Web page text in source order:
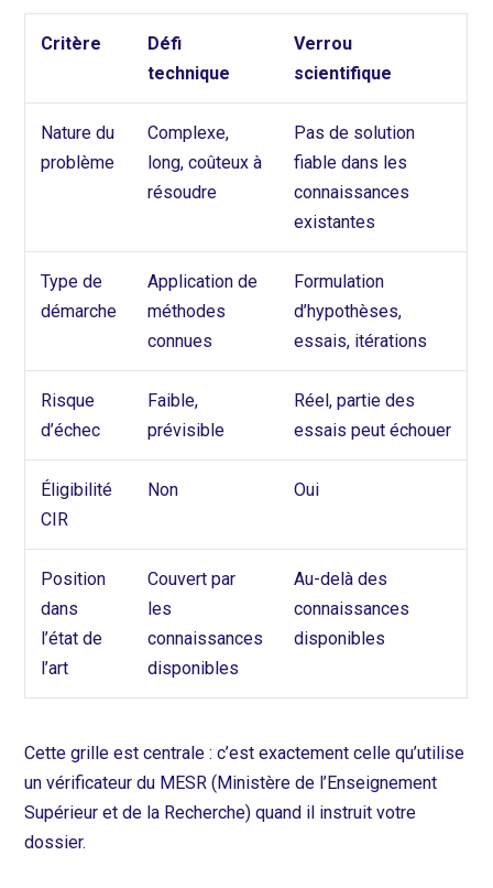
Critère
Défi
technique
Verrou
scientifique
Nature du
problème
Complexe,
long, coûteux à
résoudre
Pas de solution
fiable dans les
connaissances
existantes
Type de
démarche
Application de
méthodes
connues
Formulation
d’hypothèses,
essais, itérations
Risque
d’échec
Faible,
prévisible
Réel, partie des
essais peut échouer
Éligibilité
CIR
Non Oui
Position
dans
l’état de
l’art
Couvert par
les
connaissances
disponibles
Au-delà des
connaissances
disponibles
Cette grille est centrale : c’est exactement celle qu’utilise
un vérificateur du MESR (Ministère de l’Enseignement
Supérieur et de la Recherche) quand il instruit votre
dossier.